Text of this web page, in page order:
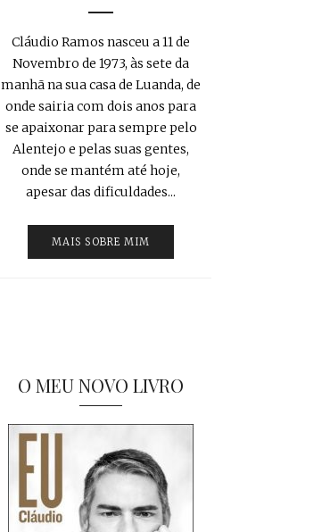
Cláudio Ramos nasceu a 11 de
Novembro de 1973, às sete da
manhã na sua casa de Luanda, de
onde sairia com dois anos para
se apaixonar para sempre pelo
Alentejo e pelas suas gentes,
onde se mantém até hoje,
apesar das dificuldades...
MAIS SOBRE MIM
O MEU NOVO LIVRO